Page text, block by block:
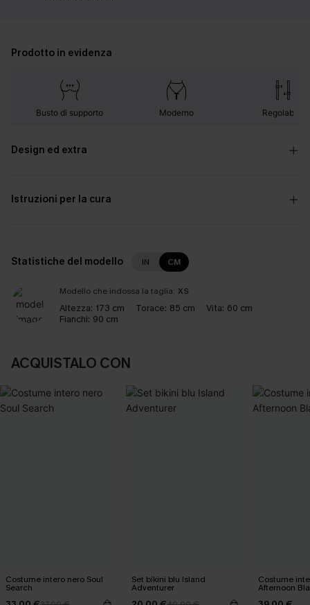
Prodotto in evidenza
Busto di supporto Moderno Regolabile
Design ed extra
Istruzioni per la cura
Statistiche del modello IN CM
Modello che indossa la taglia: XS
Altezza: 173 cm Torace: 85 cm Vita: 60 cm
Fianchi: 90 cm
ACQUISTALO CON
Costume intero nero Soul
Search
Set bikini blu Island
Adventurer
Costume
Afternoon